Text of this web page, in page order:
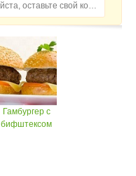
Домохозяйка, пожалуйста, оставьте свой комментарий...
Гамбургер с
бифштексом